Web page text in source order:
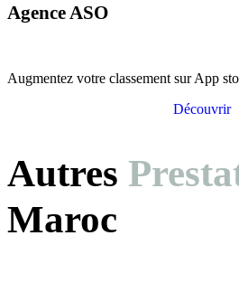
Agence ASO
Augmentez votre classement sur App
Découvrir
Autres
Maroc